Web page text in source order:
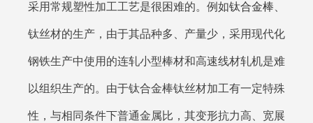
采用常规塑性加工工艺是很困难的。例如钛合金棒、
钛丝材的生产，由于其品种多、产量少，采用现代化
钢铁生产中使用的连轧小型棒材和高速线材轧机是难
以组织生产的。由于钛合金棒钛丝材加工有一定特殊
性，与相同条件下普通金属比，其变形抗力高、宽展